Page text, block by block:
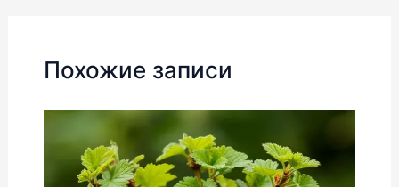
Похожие записи